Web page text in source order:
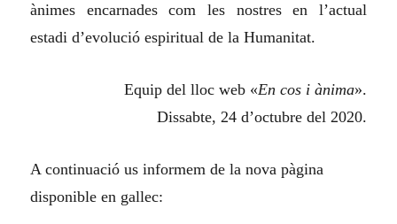
ànimes encarnades com les nostres en l’actual
estadi d’evolució espiritual de la Humanitat.
Equip del lloc web «En cos i ànima».
Dissabte, 24 d’octubre del 2020.
A continuació us informem de la nova pàgina
disponible en gallec: